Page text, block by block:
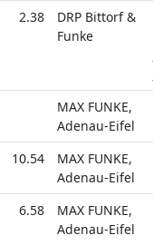
2.38
DRP Bittorf &
Funke
MAX FUNKE,
Adenau-Eifel
10.54
MAX FUNKE,
Adenau-Eifel
6.58
MAX FUNKE,
Adenau-Eifel